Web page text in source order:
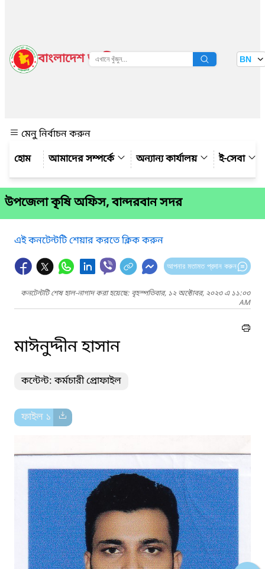
বাংলাদেশ জাতীয় তথ্য বাতায়ন BN
মেনু নির্বাচন করুন
আমাদের সম্পর্কে
অন্যান্য কার্যালয় ই-সেবা
উপজেলা কৃষি অফিস, বান্দরবান সদর
এই কনটেন্টটি শেয়ার করতে ক্লিক করুন
আপনার মতামত প্রদান করুন
কনটেন্টটি শেষ হাল-নাগাদ করা হয়েছে: বৃহস্পতিবার, ১২ অক্টোবর, ২০২৩ এ ১১:০৩
AM
মাঈনুদ্দীন হাসান
কন্টেন্ট: কর্মচারী প্রোফাইল
ফাইল ১